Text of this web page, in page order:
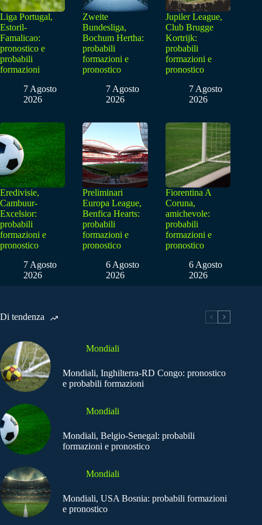
Liga Portugal,
Estoril-
Famalicao:
pronostico e
probabili
formazioni
7 Agosto
2026
Zweite
Bundesliga,
Bochum Hertha:
probabili
formazioni e
pronostico
7 Agosto
2026
Jupiler League,
Club Brugge
Kortrijk:
probabili
formazioni e
pronostico
7 Agosto
2026
Eredivisie,
Cambuur-
Excelsior:
probabili
formazioni e
pronostico
7 Agosto
2026
Preliminari
Europa League,
Benfica Hearts:
probabili
formazioni e
pronostico
6 Agosto
2026
Fiorentina A
Coruna,
amichevole:
probabili
formazioni e
pronostico
6 Agosto
2026
Di tendenza
Mondiali
Mondiali, Inghilterra-RD Congo: pronostico
e probabili formazioni
Mondiali
Mondiali, Belgio-Senegal: probabili
formazioni e pronostico
Mondiali
Mondiali, USA Bosnia: probabili formazioni
e pronostico